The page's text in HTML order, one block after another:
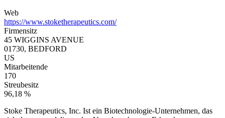
Web
https://www.stoketherapeutics.com/
Firmensitz
45 WIGGINS AVENUE
01730, BEDFORD
US
Mitarbeitende
170
Streubesitz
96,18 %
Stoke Therapeutics, Inc. Ist ein Biotechnologie-Unternehmen, das